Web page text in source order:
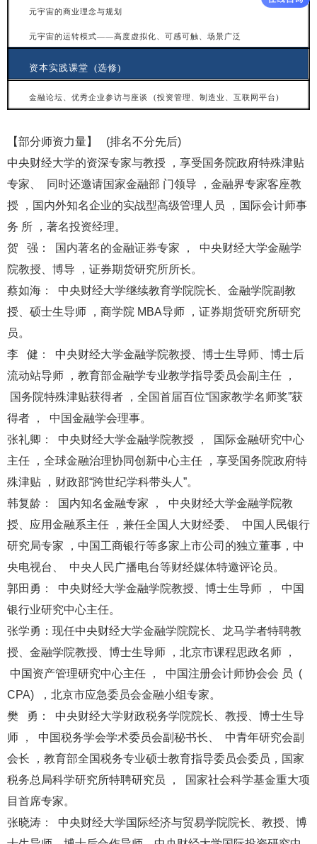
元宇宙的商业理念与规划
元宇宙的运转模式——高度虚拟化、可感可触、场景广泛
资本实践课堂 (选修)
金融论坛、优秀企业参访与座谈 (投资管理、制造业、互联网平台)
【部分师资力量】 (排名不分先后)
中央财经大学的资深专家与教授 ，享受国务院政府特殊津贴
专家、 同时还邀请国家金融部 门领导 ，金融界专家客座教
授 ，国内外知名企业的实战型高级管理人员 ，国际会计师事
务 所 ，著名投资经理。
贺 强： 国内著名的金融证券专家 ， 中央财经大学金融学
院教授、博导 ，证券期货研究所所长。
蔡如海： 中央财经大学继续教育学院院长、金融学院副教
授、硕士生导师 ，商学院 MBA导师 ，证券期货研究所研究
员。
李 健： 中央财经大学金融学院教授、博士生导师、博士后
流动站导师 ，教育部金融学专业教学指导委员会副主任 ，
国务院特殊津贴获得者 ，全国首届百位“国家教学名师奖”获
得者 ， 中国金融学会理事。
张礼卿： 中央财经大学金融学院教授 ， 国际金融研究中心
主任 ，全球金融治理协同创新中心主任 ，享受国务院政府特
殊津贴 ，财政部“跨世纪学科带头人”。
韩复龄： 国内知名金融专家 ， 中央财经大学金融学院教
授、应用金融系主任 ，兼任全国人大财经委、 中国人民银行
研究局专家 ，中国工商银行等多家上市公司的独立董事，中
央电视台、 中央人民广播电台等财经媒体特邀评论员。
郭田勇： 中央财经大学金融学院教授、博士生导师 ， 中国
银行业研究中心主任。
张学勇：现任中央财经大学金融学院院长、龙马学者特聘教
授、金融学院教授、博士生导师 ，北京市课程思政名师 ，
中国资产管理研究中心主任 ， 中国注册会计师协会会 员 (
CPA) ，北京市应急委员会金融小组专家。
樊 勇： 中央财经大学财政税务学院院长、教授、博士生导
师 ， 中国税务学会学术委员会副秘书长、 中青年研究会副
会长 ，教育部全国税务专业硕士教育指导委员会委员，国家
税务总局科学研究所特聘研究员 ， 国家社会科学基金重大项
目首席专家。
张晓涛： 中央财经大学国际经济与贸易学院院长、教授、博